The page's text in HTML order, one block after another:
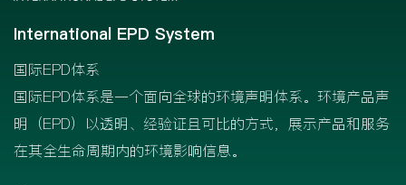
International EPD System
国际EPD体系
国际EPD体系是一个面向全球的环境声明体系。环境产品声
明（EPD）以透明、经验证且可比的方式，展示产品和服务
在其全生命周期内的环境影响信息。